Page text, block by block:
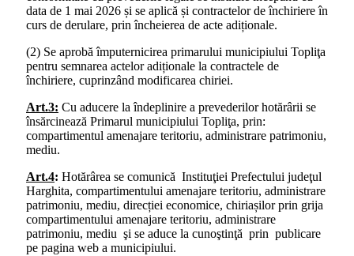
data de 1 mai 2026 și se aplică și contractelor de închiriere în
curs de derulare, prin încheierea de acte adiționale.
(2) Se aprobă împuternicirea primarului municipiului Topliţa
pentru semnarea actelor adiționale la contractele de
închiriere, cuprinzând modificarea chiriei.
Art.3: Cu aducere la îndeplinire a prevederilor hotărârii se
însărcinează Primarul municipiului Topliţa, prin:
compartimentul amenajare teritoriu, administrare patrimoniu,
mediu.
Art.4: Hotărârea se comunică Instituţiei Prefectului judeţul
Harghita, compartimentului amenajare teritoriu, administrare
patrimoniu, mediu, direcției economice, chiriașilor prin grija
compartimentului amenajare teritoriu, administrare
patrimoniu, mediu şi se aduce la cunoştinţă prin publicare
pe pagina web a municipiului.